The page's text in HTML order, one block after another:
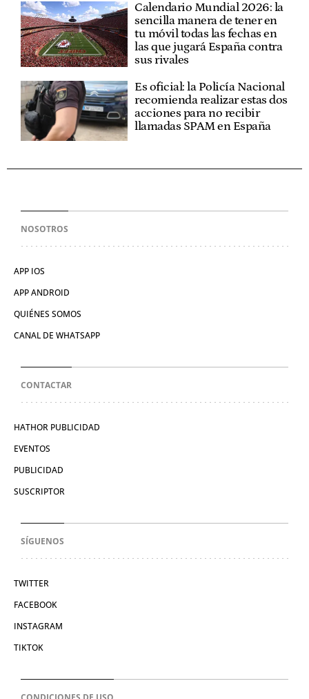
Calendario Mundial 2026: la
sencilla manera de tener en
tu móvil todas las fechas en
las que jugará España contra
sus rivales
Es oficial: la Policía Nacional
recomienda realizar estas dos
acciones para no recibir
llamadas SPAM en España
NOSOTROS
APP IOS
APP ANDROID
QUIÉNES SOMOS
CANAL DE WHATSAPP
CONTACTAR
HATHOR PUBLICIDAD
EVENTOS
PUBLICIDAD
SUSCRIPTOR
SÍGUENOS
TWITTER
FACEBOOK
INSTAGRAM
TIKTOK